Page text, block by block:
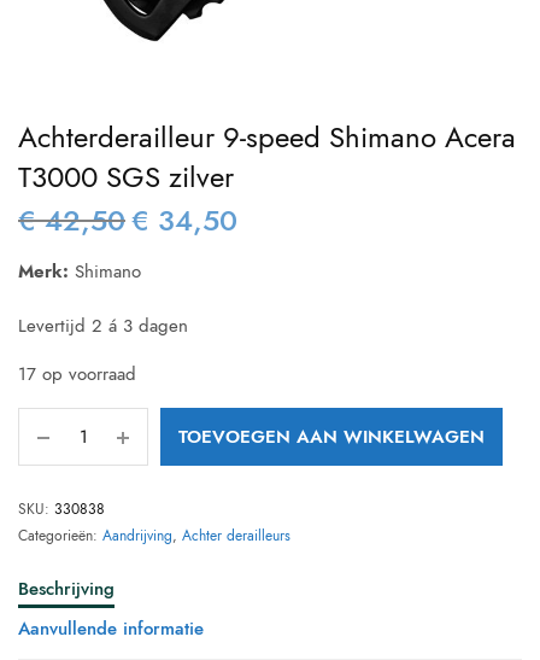
Achterderailleur 9-speed Shimano Acera
T3000 SGS zilver
€42,50 Oorspronkelijke
€ 42,50.
€ 34,50
Merk: Shimano
Levertijd 2 á 3 dagen
17 op voorraad
TOEVOEGEN AAN WINKELWAGEN
SKU: 330838
Categorieën: Aandrijving, Achter derailleurs
Beschrijving
Aanvullende informatie